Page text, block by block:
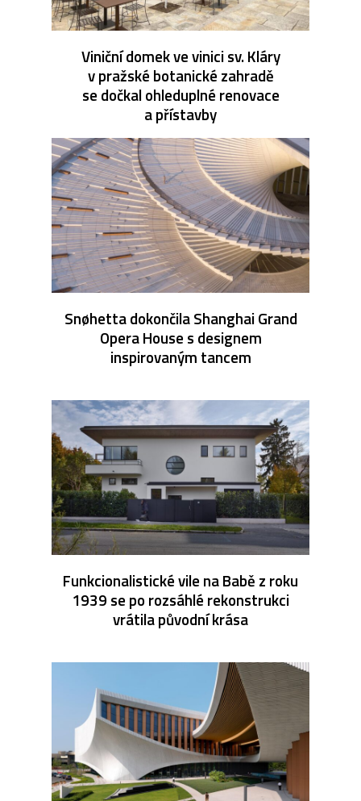
Viniční domek ve vinici sv. Kláry
v pražské botanické zahradě
se dočkal ohleduplné renovace
a přístavby
Snøhetta dokončila Shanghai Grand
Opera House s designem
inspirovaným tancem
Funkcionalistické vile na Babě z roku
1939 se po rozsáhlé rekonstrukci
vrátila původní krása